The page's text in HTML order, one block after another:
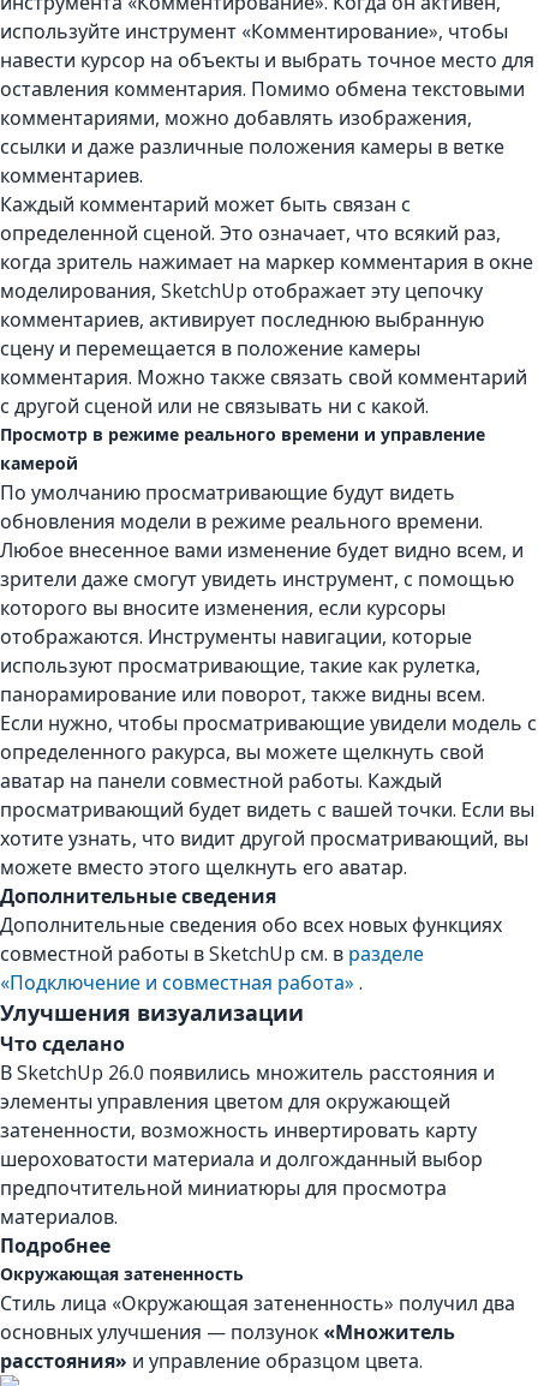
используйте инструмент «Комментирование», чтобы
навести курсор на объекты и выбрать точное место для
оставления комментария. Помимо обмена текстовыми
комментариями, можно добавлять изображения,
ссылки и даже различные положения камеры в ветке
комментариев.
Каждый комментарий может быть связан с
определенной сценой. Это означает, что всякий раз,
когда зритель нажимает на маркер комментария в окне
моделирования, SketchUp отображает эту цепочку
комментариев, активирует последнюю выбранную
сцену и перемещается в положение камеры
комментария. Можно также связать свой комментарий
с другой сценой или не связывать ни с какой.
Просмотр в режиме реального времени и управление
камерой
По умолчанию просматривающие будут видеть
обновления модели в режиме реального времени.
Любое внесенное вами изменение будет видно всем, и
зрители даже смогут увидеть инструмент, с помощью
которого вы вносите изменения, если курсоры
отображаются. Инструменты навигации, которые
используют просматривающие, такие как рулетка,
панорамирование или поворот, также видны всем.
Если нужно, чтобы просматривающие увидели модель с
определенного ракурса, вы можете щелкнуть свой
аватар на панели совместной работы. Каждый
просматривающий будет видеть с вашей точки. Если вы
хотите узнать, что видит другой просматривающий, вы
можете вместо этого щелкнуть его аватар.
Дополнительные сведения
Дополнительные сведения обо всех новых функциях
совместной работы в SketchUp см. в разделе
«Подключение и совместная работа» .
Улучшения визуализации
Что сделано
В SketchUp 26.0 появились множитель расстояния и
элементы управления цветом для окружающей
затененности, возможность инвертировать карту
шероховатости материала и долгожданный выбор
предпочтительной миниатюры для просмотра
материалов.
Подробнее
Окружающая затененность
Стиль лица «Окружающая затененность» получил два
основных улучшения — ползунок «Множитель
расстояния» и управление образцом цвета.